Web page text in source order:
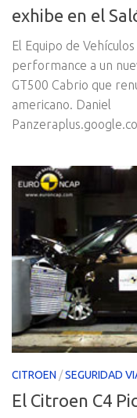
exhibe en el
El Equipo de
performance a un
GT500 Cabrio que
americano. Daniel
CITROEN /SEGURIDAD
El Citroen C4